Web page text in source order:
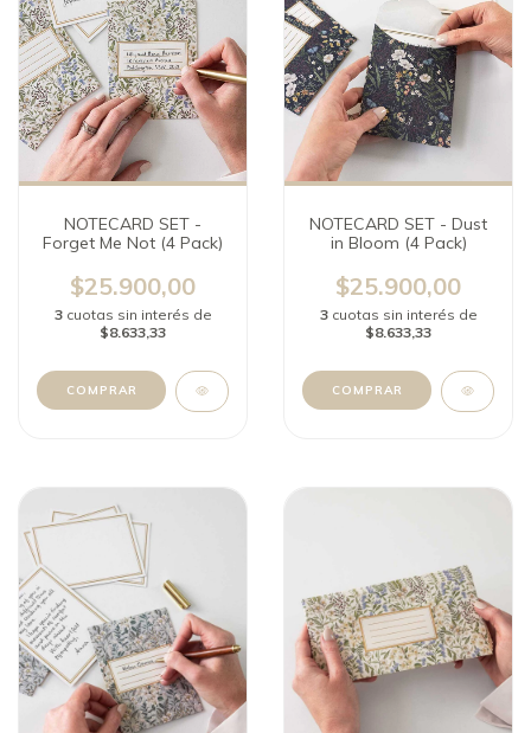
NOTECARD SET -
Forget Me Not (4 Pack)
$25.900,00
3 cuotas sin interés de
$8.633,33
NOTECARD SET - Dust
in Bloom (4 Pack)
$25.900,00
3 cuotas sin interés de
$8.633,33